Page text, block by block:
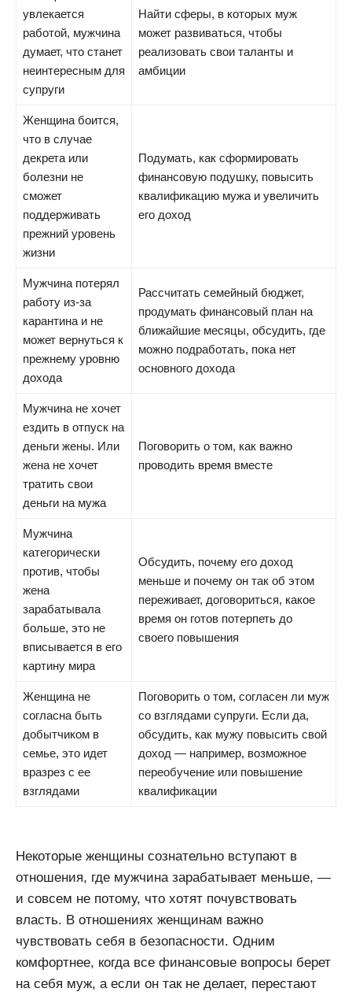
увлекается
работой, мужчина
думает, что станет
неинтересным для
супруги
Найти сферы, в которых муж
может развиваться, чтобы
реализовать свои таланты и
амбиции
Женщина боится,
что в случае
декрета или
болезни не
сможет
поддерживать
прежний уровень
жизни
Подумать, как сформировать
финансовую подушку, повысить
квалификацию мужа и увеличить
его доход
Мужчина потерял
работу из-за
карантина и не
может вернуться к
прежнему уровню
дохода
Рассчитать семейный бюджет,
продумать финансовый план на
ближайшие месяцы, обсудить, где
можно подработать, пока нет
основного дохода
Мужчина не хочет
ездить в отпуск на
деньги жены. Или
жена не хочет
тратить свои
деньги на мужа
Поговорить о том, как важно
проводить время вместе
Мужчина
категорически
против, чтобы
жена
зарабатывала
больше, это не
вписывается в его
картину мира
Обсудить, почему его доход
меньше и почему он так об этом
переживает, договориться, какое
время он готов потерпеть до
своего повышения
Женщина не
согласна быть
добытчиком в
семье, это идет
вразрез с ее
взглядами
Поговорить о том, согласен ли муж
со взглядами супруги. Если да,
обсудить, как мужу повысить свой
доход — например, возможное
переобучение или повышение
квалификации
Некоторые женщины сознательно вступают в
отношения, где мужчина зарабатывает меньше, —
и совсем не потому, что хотят почувствовать
власть. В отношениях женщинам важно
чувствовать себя в безопасности. Одним
комфортнее, когда все финансовые вопросы берет
на себя муж, а если он так не делает, перестают